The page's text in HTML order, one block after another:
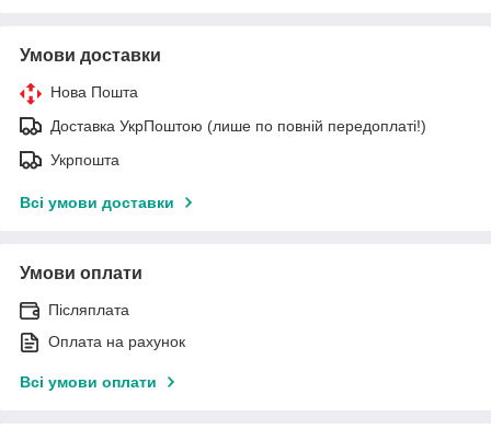
Умови доставки
Нова Пошта
Доставка УкрПоштою (лише по повній передоплаті!)
Укрпошта
Всі умови доставки
Умови оплати
Післяплата
Оплата на рахунок
Всі умови оплати